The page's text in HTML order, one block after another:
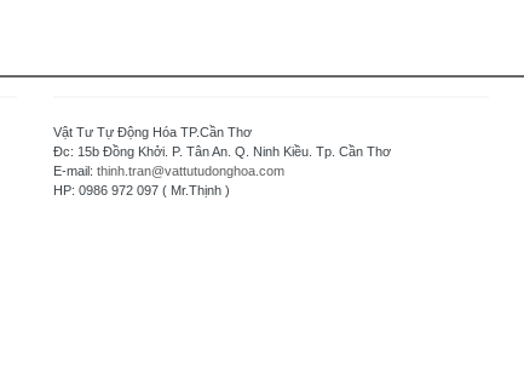
Vật Tư Tự Động Hóa TP.Cần Thơ
Đc: 15b Đồng Khởi. P. Tân An. Q. Ninh Kiều. Tp. Cần Thơ
E-mail: thinh.tran@vattutudonghoa.com
HP: 0986 972 097 ( Mr.Thịnh )